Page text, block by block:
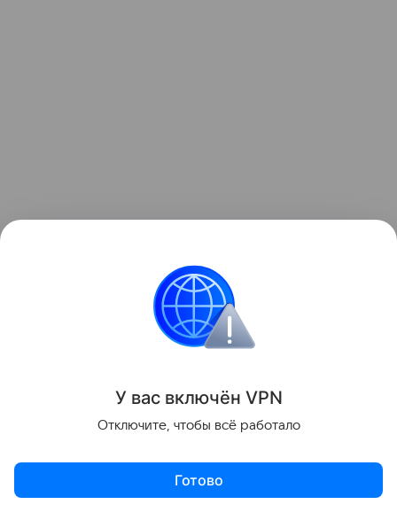
в Геленджике, а также атака дронов в Московской
области 4 августа «свидетельствуют об общей
эскалации, ведущей к росту числа пострадавших
среди гражданского населения».
Ранее в понедельник губернатор Вениамин
Кондратьев сообщил: после падения обломков
Геленджиком есть погибшие и пострадавшие.
По данным оперативного штаба региона, погибли
У вас включён VPN
Отключите, чтобы всё работало
Готово